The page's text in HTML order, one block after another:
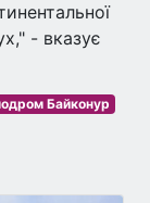
- вказує
Байконур